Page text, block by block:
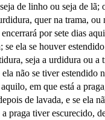
de linho ou seja de lã;
quer na trama,
por sete dias
ela se houver
seja a urdidura ou
não se tiver
em que está a
de lavada, e se ela
praga tiver escurecido,